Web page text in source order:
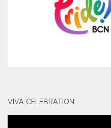
VIVA CELEBRATION